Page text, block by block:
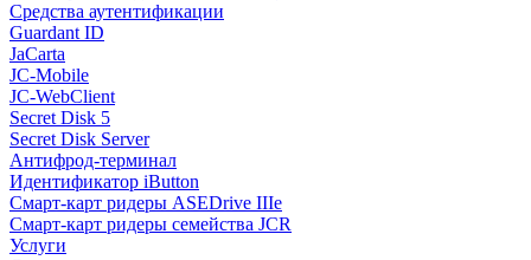
Средства аутентификации
Guardant ID
JaCarta
JC-Mobile
JC-WebClient
Secret Disk 5
Secret Disk Server
Антифрод-терминал
Идентификатор iButton
Смарт-карт ридеры ASEDrive IIIe
Смарт-карт ридеры семейства JCR
Услуги